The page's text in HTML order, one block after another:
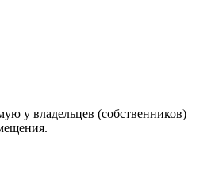
у владельцев (собственников)
.